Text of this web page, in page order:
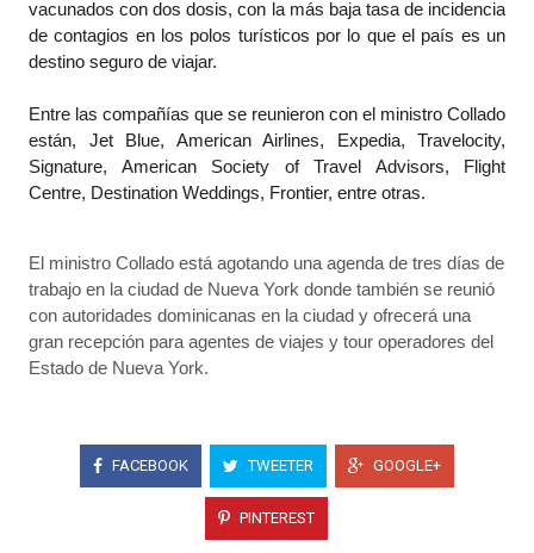
vacunados con dos dosis, con la más baja tasa de incidencia
de contagios en los polos turísticos por lo que el país es un
destino seguro de viajar.
Entre las compañías que se reunieron con el ministro Collado
están, Jet Blue, American Airlines, Expedia, Travelocity,
Signature, American Society of Travel Advisors, Flight
Centre, Destination Weddings, Frontier, entre otras.
El ministro Collado está agotando una agenda de tres días de
trabajo en la ciudad de Nueva York donde también se reunió
con autoridades dominicanas en la ciudad y ofrecerá una
gran recepción para agentes de viajes y tour operadores del
Estado de Nueva York.
FACEBOOK TWEETER GOOGLE+
PINTEREST